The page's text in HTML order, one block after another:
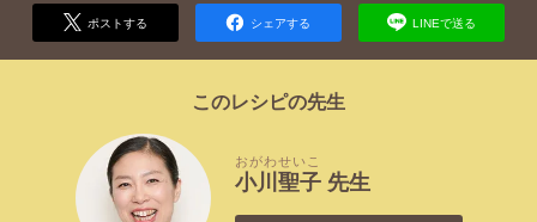
ポストする シェアする LINEで送る
このレシピの先生
小川
おがわ
聖子
せいこ
先生